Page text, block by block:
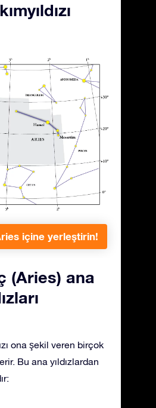
Aries içine yerleştirin!
(Aries) ana
ona şekil veren birçok
Bu ana yıldızlardan